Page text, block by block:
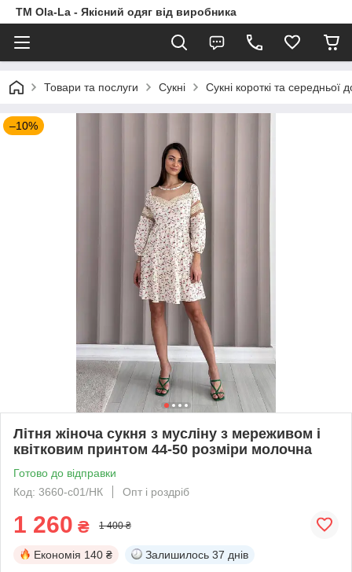
TM Ola-La - Якісний одяг від виробника
Товари та послуги Сукні Сукні короткі та середньої
–10%
Літня жіноча сукня з мусліну з мереживом і
квітковим принтом 44-50 розміри молочна
Готово до відправки
Код: 3660-c01/НК
Опт і роздріб
1 260 ₴ 1 400 ₴
Економія 140 ₴ Залишилось 37 днів